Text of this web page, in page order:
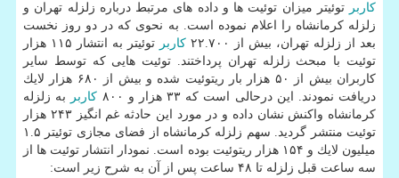
كاربر
توئیتر میزان توئیت ها و داده ‎های مرتبط درباره زلزله تهران و
زلزله كرمانشاه را اعلام نموده است. به نحوی كه در دو روز نخست
بعد از زلزله تهران، بیش از ۲۲.۷۰۰
كاربر
توئیتر به انتشار ۱۱۵ هزار
توئیت با مبحث زلزله تهران پرداختند. توئیت هایی كه توسط سایر
كاربران بیش از ۵۰ هزار بار ریتوئیت شده و بیش از ۶۸۰ هزار لایك
دریافت نمودند. این درحالی است كه ۳۳ هزار و ۸۰۰
كاربر
به زلزله
كرمانشاه واكنش نشان داده و در مورد این حادثه غم انگیز ۲۴۳ هزار
توئیت منتشر گردید. سهم زلزله كرمانشاه از فضای مجازی توئیتر ۱.۵
میلیون لایك و ۱۵۴ هزار ریتوئیت بوده است. نمودار انتشار توئیت ها از
سه ساعت قبل زلزله تا ۴۸ ساعت پس از آن به شرح زیر است: